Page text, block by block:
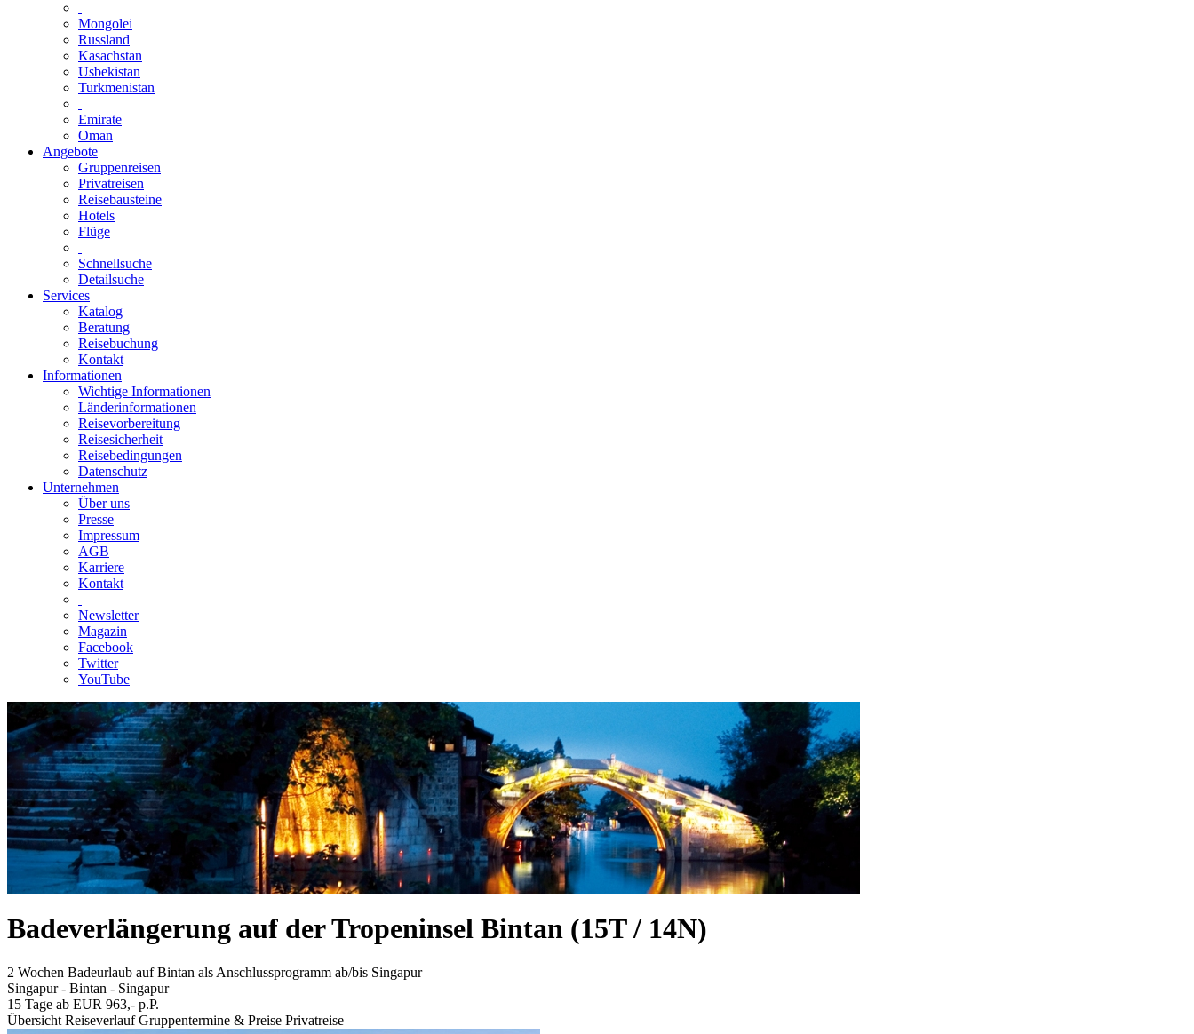
Mongolei
Russland
Kasachstan
Usbekistan
Turkmenistan
Emirate
Oman
Angebote
Gruppenreisen
Privatreisen
Reisebausteine
Hotels
Flüge
Schnellsuche
Detailsuche
Services
Katalog
Beratung
Reisebuchung
Kontakt
Informationen
Wichtige Informationen
Länderinformationen
Reisevorbereitung
Reisesicherheit
Reisebedingungen
Datenschutz
Unternehmen
Über uns
Presse
Impressum
AGB
Karriere
Kontakt
Newsletter
Magazin
Facebook
Twitter
YouTube
Badeverlängerung auf der Tropeninsel Bintan (15T / 14N)
2 Wochen Badeurlaub auf Bintan als Anschlussprogramm ab/bis Singapur
Singapur - Bintan - Singapur
15 Tage ab EUR 963,- p.P.
Übersicht Reiseverlauf Gruppentermine & Preise Privatreise